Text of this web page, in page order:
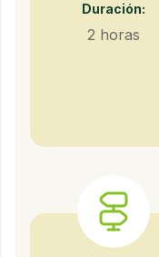
Duración:
2 horas